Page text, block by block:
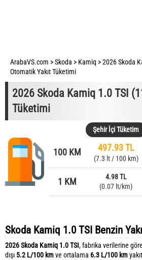
ArabaVS.com >Skoda > Kamiq >2026 Skoda
Otomatik Yakıt Tüketimi
2026 Skoda Kamiq 1.0 TSI
Tüketimi
Şehir İçi Tüketim
100 KM 497.93 TL
(7.3 lt / 100 km)
1 KM
4.98 TL
(0.07 lt/km)
Skoda Kamiq 1.0 TSI Benzin
2026 Skoda Kamiq 1.0 TSI, fabrika verilerine
dışı 5.2 L/100 kmve ortalama 6.3 L/100 km